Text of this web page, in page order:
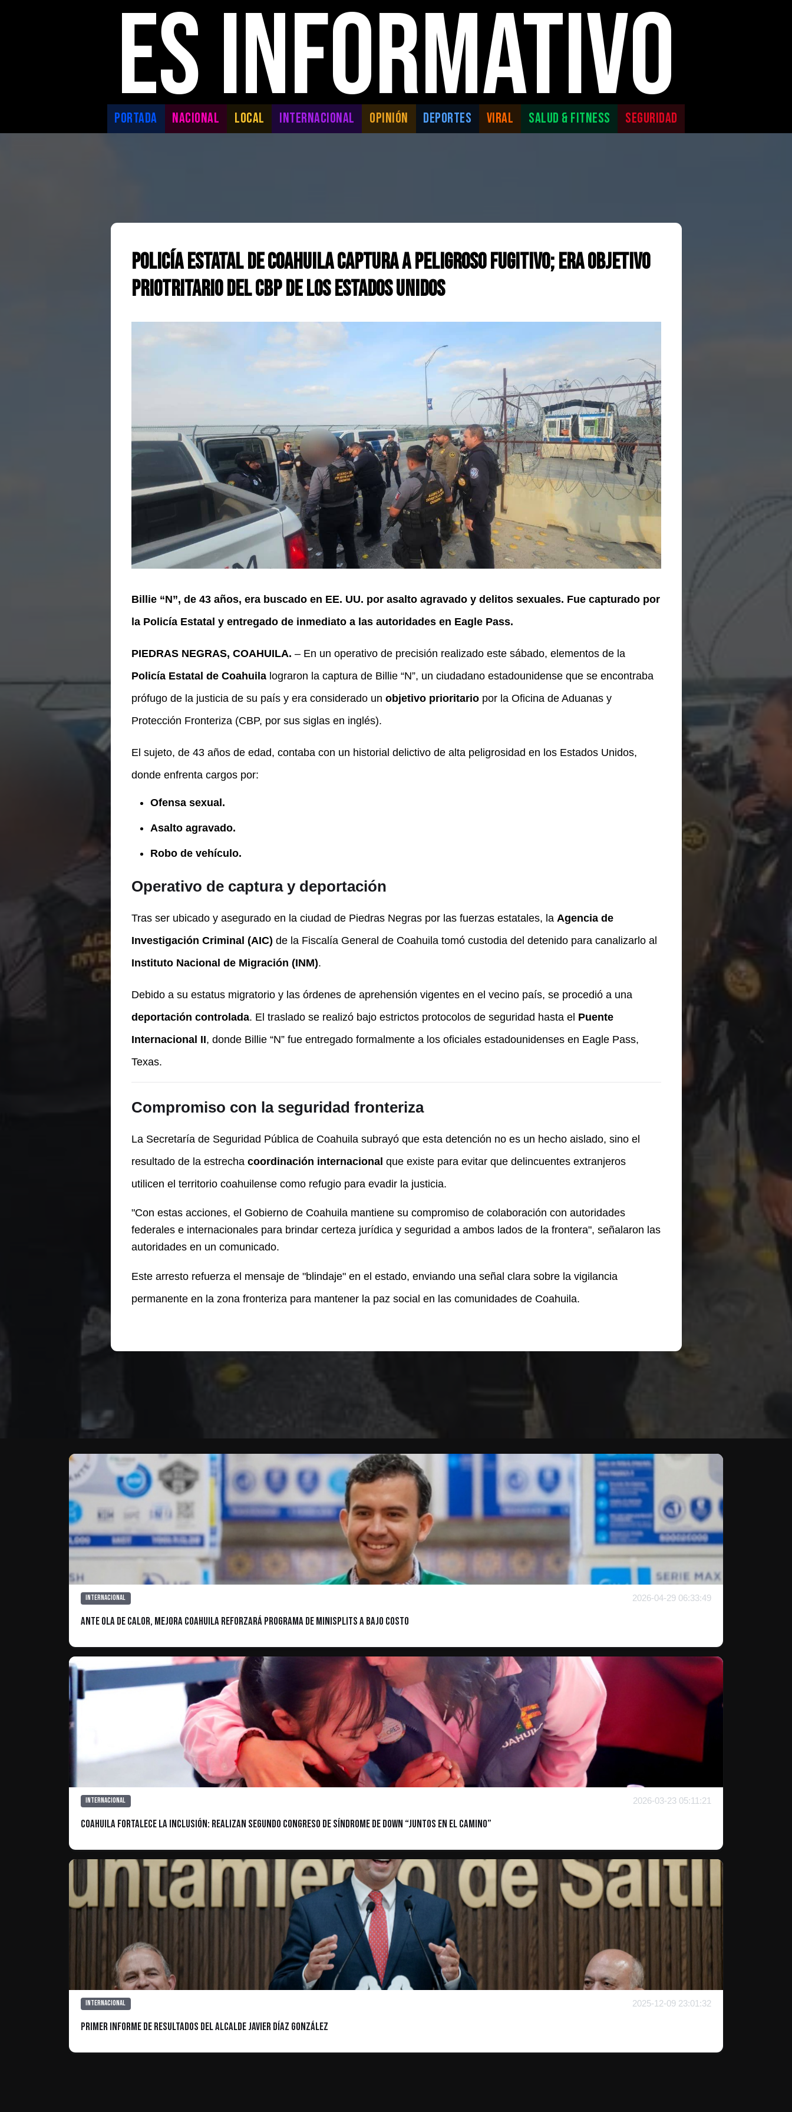
ES INFORMATIVO
PORTADA NACIONAL LOCAL INTERNACIONAL OPINIÓN DEPORTES VIRAL SALUD & FITNESS SEGURIDAD
POLICÍA ESTATAL DE COAHUILA CAPTURA A PELIGROSO FUGITIVO; ERA OBJETIVO
PRIOTRITARIO DEL CBP DE LOS ESTADOS UNIDOS
Billie “N”, de 43 años, era buscado en EE. UU. por asalto agravado y delitos sexuales. Fue capturado por
la Policía Estatal y entregado de inmediato a las autoridades en Eagle Pass.
PIEDRAS NEGRAS, COAHUILA. – En un operativo de precisión realizado este sábado, elementos de la
Policía Estatal de Coahuilalograron la captura de Billie “N”, un ciudadano estadounidense que se encontraba
prófugo de la justicia de su país y era considerado un objetivo prioritariopor la Oficina de Aduanas y
Protección Fronteriza (CBP, por sus siglas en inglés).
El sujeto, de 43 años de edad, contaba con un historial delictivo de alta peligrosidad en los Estados Unidos,
donde enfrenta cargos por:
Ofensa sexual.
Asalto agravado.
Robo de vehículo.
Operativo de captura y deportación
Tras ser ubicado y asegurado en la ciudad de Piedras Negras por las fuerzas estatales, la Agencia de
Investigación Criminal (AIC) de la Fiscalía General de Coahuila tomó custodia del detenido para canalizarlo al
Instituto Nacional de Migración (INM).
Debido a su estatus migratorio y las órdenes de aprehensión vigentes en el vecino país, se procedió a una
deportación controlada. El traslado se realizó bajo estrictos protocolos de seguridad hasta el Puente
Internacional II, donde Billie “N” fue entregado formalmente a los oficiales estadounidenses en Eagle Pass,
Texas.
Compromiso con la seguridad fronteriza
La Secretaría de Seguridad Pública de Coahuila subrayó que esta detención no es un hecho aislado, sino el
resultado de la estrecha coordinación internacional que existe para evitar que delincuentes extranjeros
utilicen el territorio coahuilense como refugio para evadir la justicia.
"Con estas acciones, el Gobierno de Coahuila mantiene su compromiso de colaboración con autoridades
federales e internacionales para brindar certeza jurídica y seguridad a ambos lados de la frontera", señalaron las
autoridades en un comunicado.
Este arresto refuerza el mensaje de "blindaje" en el estado, enviando una señal clara sobre la vigilancia
permanente en la zona fronteriza para mantener la paz social en las comunidades de Coahuila.
Te puede interesar
Internacional 2026-04-29 06:33:49
Ante ola de calor, Mejora Coahuila reforzará programa de minisplits a bajo costo
Internacional 2026-03-23 05:11:21
Coahuila fortalece la inclusión: Realizan Segundo Congreso de Síndrome de Down “Juntos en el Camino”
Internacional 2025-12-09 23:01:32
Primer Informe de Resultados del Alcalde Javier Díaz González